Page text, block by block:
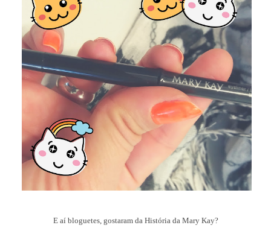
E aí bloguetes, gostaram da História da Mary Kay?